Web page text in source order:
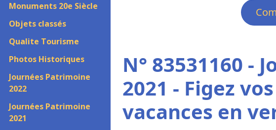
Monuments 20e Siècle
Objets classés
Qualite Tourisme
Photos Historiques
Journées Patrimoine
2022
Journées Patrimoine
2021
N° 83531160 -
2021 - Figez
vacances en